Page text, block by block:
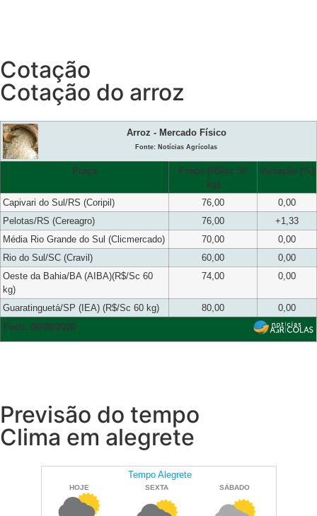
Cotação
Cotação do arroz
Arroz - Mercado Físico
Fonte: Notícias Agrícolas
Praça
Preço (R$/sc 50
kg)
Variação (%)
Capivari do Sul/RS (Coripil) 76,00
0,00
Pelotas/RS (Cereagro)
76,00
+1,33
Média Rio Grande do Sul (Clicmercado)
70,00
0,00
Rio do Sul/SC (Cravil)
60,00
0,00
Oeste da Bahia/BA (AIBA)(R$/Sc 60
kg)
74,00 0,00
Guaratinguetá/SP (IEA) (R$/Sc 60 kg) 80,00
0,00
Fech. 06/08/2026
Previsão do tempo
Clima em alegrete